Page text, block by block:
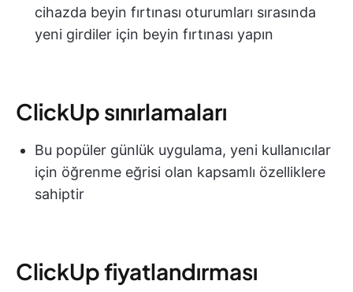
cihazda beyin fırtınası oturumları sırasında
yeni girdiler için beyin fırtınası yapın
ClickUp sınırlamaları
Bu popüler günlük uygulama, yeni kullanıcılar
için öğrenme eğrisi olan kapsamlı özelliklere
sahiptir
ClickUp fiyatlandırması